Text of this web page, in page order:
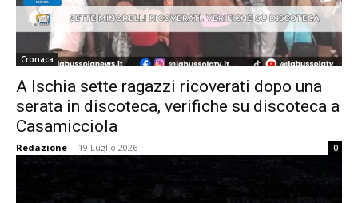
Cronaca
A Ischia sette ragazzi ricoverati dopo una
serata in discoteca, verifiche su discoteca a
Casamicciola
Redazione - 19 Luglio 2026 0